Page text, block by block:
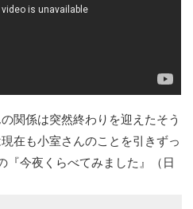
関係は突然終わりを迎えたそう
在も小室さんのことを引きずっ
『今夜くらべてみました』（日